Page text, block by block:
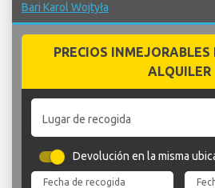
Bari Karol Wojtyła
PRECIOS INMEJORABLES
ALQUILER
Lugar de recogida
Devolución en la misma
Fecha de recogida